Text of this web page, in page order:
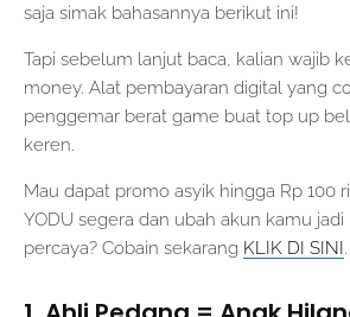
saja simak bahasannya berikut ini!
Tapi sebelum lanjut baca, kalian wajib
money. Alat pembayaran digital yang
penggemar berat game buat top up
keren.
Mau dapat promo asyik hingga Rp 100
YODU segera dan ubah akun kamu jadi
percaya? Cobain sekarang KLIK DI SINI.